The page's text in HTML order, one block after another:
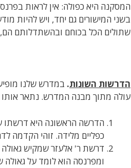
המסקנה היא כפולה: אין לראות
בשני המישורים גם יחד, ויש להיות
שתולים הכל בכוחם ובהשתדלותם הם,
הדרשות השונות. במדרש שלנו
עולה מתוך מבנה המדרש. נתאר
הדרשה הראשונה היא דרשתו
כפליים מלידה. זוהי הקדמה
דרשת ר' אלעזר שמקיש גאולה
ומפרנסה הוא לומד על גאולה